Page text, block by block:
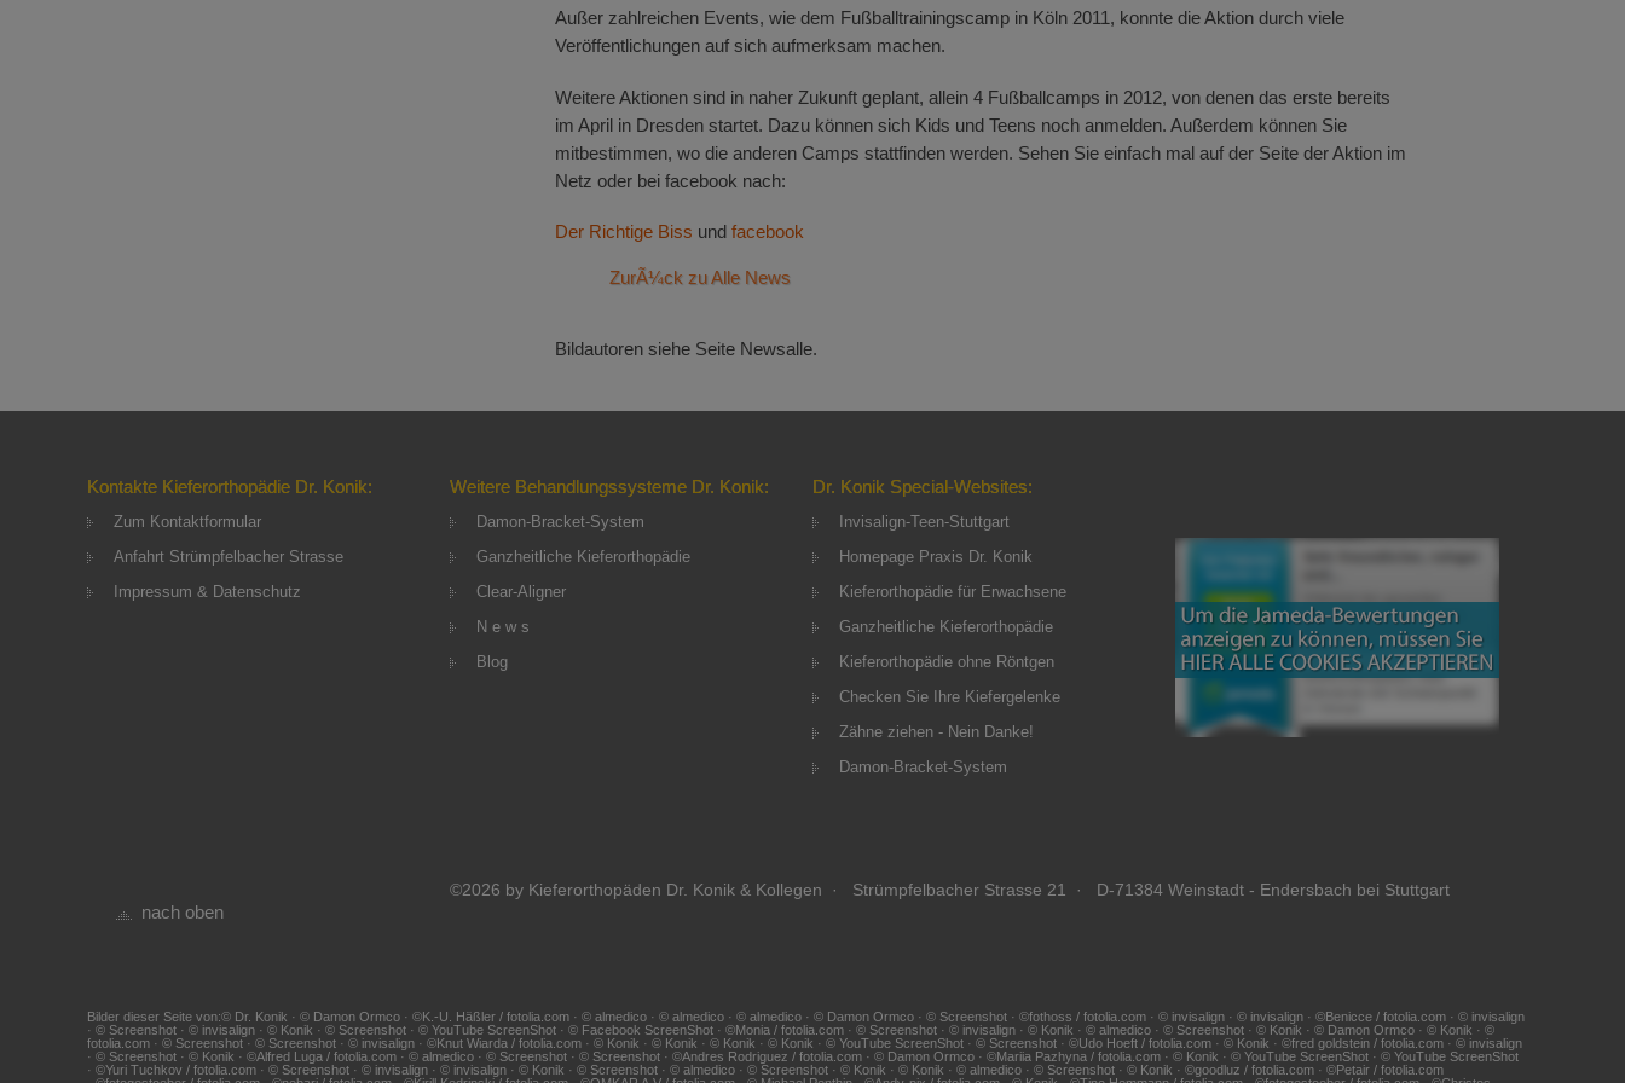
Außer zahlreichen Events, wie dem Fußballtrainingscamp in Köln 2011, konnte die Aktion durch viele
Veröffentlichungen auf sich aufmerksam machen.
Weitere Aktionen sind in naher Zukunft geplant, allein 4 Fußballcamps in 2012, von denen das erste bereits
im April in Dresden startet. Dazu können sich Kids und Teens noch anmelden. Außerdem können Sie
mitbestimmen, wo die anderen Camps stattfinden werden. Sehen Sie einfach mal auf der Seite der Aktion im
Netz oder bei facebook nach:
Der Richtige Biss und facebook
ZurÃ¼ck zu Alle News
Bildautoren siehe Seite Newsalle.
Kontakte Kieferorthopädie Dr. Konik:
Zum Kontaktformular
Anfahrt Strümpfelbacher Strasse
Impressum & Datenschutz
Weitere Behandlungssysteme Dr. Konik:
Damon-Bracket-System
Ganzheitliche Kieferorthopädie
Clear-Aligner
N e w s
Blog
Dr. Konik Special-Websites:
Invisalign-Teen-Stuttgart
Homepage Praxis Dr. Konik
Kieferorthopädie für Erwachsene
Ganzheitliche Kieferorthopädie
Kieferorthopädie ohne Röntgen
Checken Sie Ihre Kiefergelenke
Zähne ziehen - Nein Danke!
Damon-Bracket-System
nach oben
©2026 by Kieferorthopäden Dr. Konik & Kollegen · Strümpfelbacher Strasse 21 · D-71384 Weinstadt - Endersbach bei Stuttgart
Bilder dieser Seite von:© Dr. Konik · © Damon Ormco · ©K.-U. Häßler / fotolia.com · © almedico · © almedico · © almedico · © Damon Ormco · © Screenshot · ©fothoss / fotolia.com · © invisalign · © invisalign · ©Benicce / fotolia.com · © invisalign
· © Screenshot · © invisalign · © Konik · © Screenshot · © YouTube ScreenShot · © Facebook ScreenShot · ©Monia / fotolia.com · © Screenshot · © invisalign · © Konik · © almedico · © Screenshot · © Konik · © Damon Ormco · © Konik · ©
fotolia.com · © Screenshot · © Screenshot · © invisalign · ©Knut Wiarda / fotolia.com · © Konik · © Konik · © Konik · © Konik · © YouTube ScreenShot · © Screenshot · ©Udo Hoeft / fotolia.com · © Konik · ©fred goldstein / fotolia.com · © invisalign
· © Screenshot · © Konik · ©Alfred Luga / fotolia.com · © almedico · © Screenshot · © Screenshot · ©Andres Rodriguez / fotolia.com · © Damon Ormco · ©Mariia Pazhyna / fotolia.com · © Konik · © YouTube ScreenShot · © YouTube ScreenShot
· ©Yuri Tuchkov / fotolia.com · © Screenshot · © invisalign · © invisalign · © Konik · © Screenshot · © almedico · © Screenshot · © Konik · © Konik · © almedico · © Screenshot · © Konik · ©goodluz / fotolia.com · ©Petair / fotolia.com